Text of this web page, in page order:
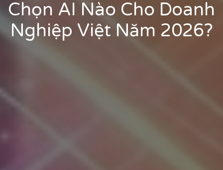
Chọn AI Nào Cho Doanh
Nghiệp Việt Năm 2026?